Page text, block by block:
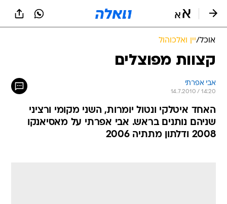
אוכל/יין ואלכוהול
קצוות מפוצלים
אבי אפרתי
14.7.2010 / 14:20
האחד איטלקי ונטול יומרות, השני מקומי ורציני 
שניהם נותנים בראש. אבי אפרתי על מאסיאנקו
2008 ודלתון מתתיה 2006